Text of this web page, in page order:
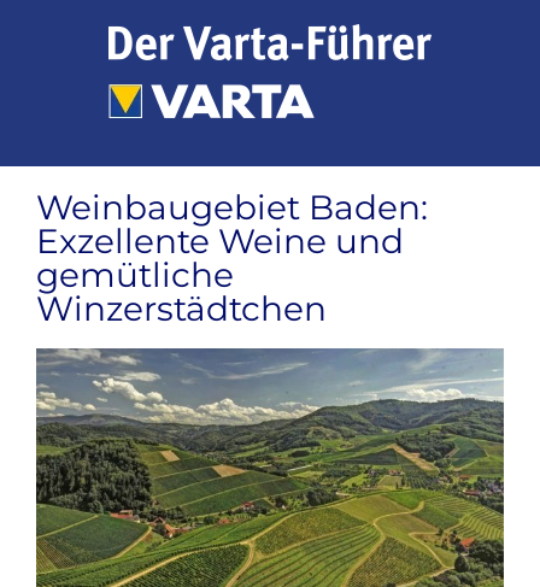
Weinbaugebiet Baden:
Exzellente Weine und
gemütliche
Winzerstädtchen
Zeige
grösseres
Bild